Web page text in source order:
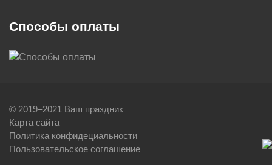
Способы оплаты
© 2019–2021 Ваш праздник
Карта сайта
Политика конфидециальности
Пользовательское соглашение